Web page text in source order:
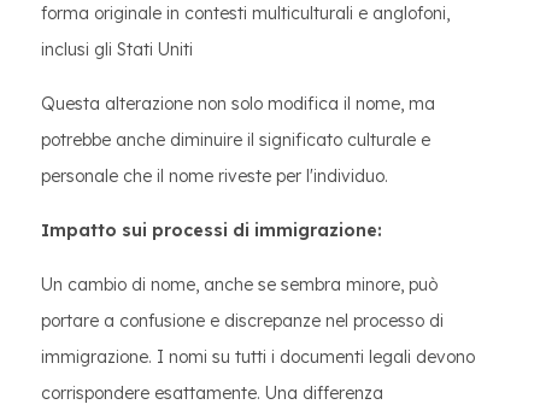
forma originale in contesti multiculturali e anglofoni,
inclusi gli Stati Uniti
Questa alterazione non solo modifica il nome, ma
potrebbe anche diminuire il significato culturale e
personale che il nome riveste per l'individuo.
Impatto sui processi di immigrazione:
Un cambio di nome, anche se sembra minore, può
portare a confusione e discrepanze nel processo di
immigrazione. I nomi su tutti i documenti legali devono
corrispondere esattamente. Una differenza